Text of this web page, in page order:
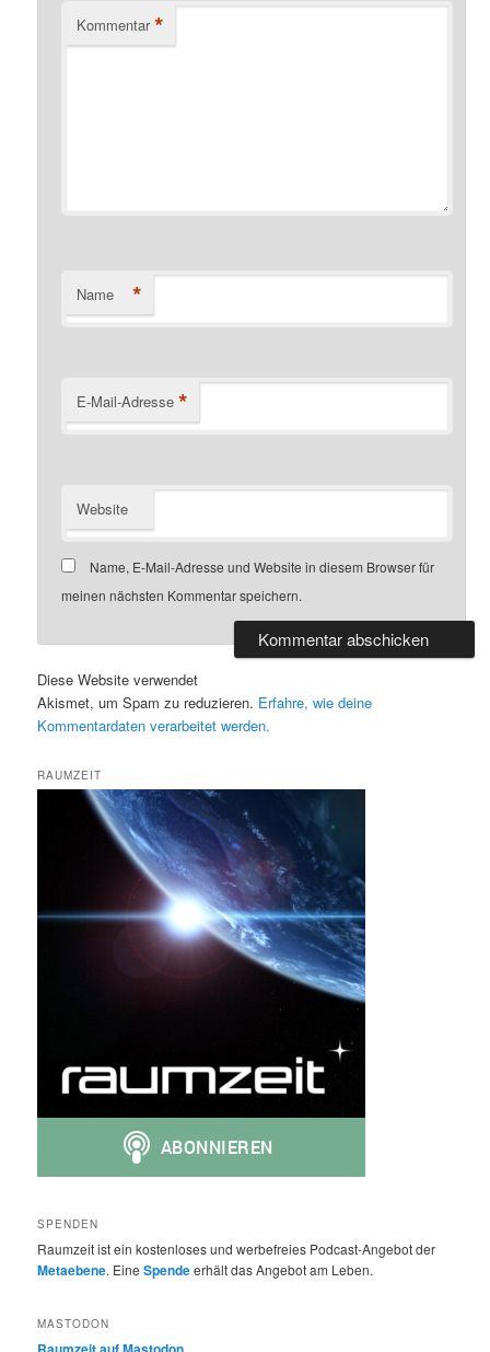
Kommentar *
Name *
E-Mail-Adresse *
Website
Name, E-Mail-Adresse und Website in diesem Browser für
meinen nächsten Kommentar speichern.
Diese Website verwendet
Akismet, um Spam zu reduzieren. Erfahre, wie deine
Kommentardaten verarbeitet werden.
RAUMZEIT
SPENDEN
Raumzeit ist ein kostenloses und werbefreies Podcast-Angebot der
Metaebene. EineSpendeerhält das Angebot am Leben.
MASTODON